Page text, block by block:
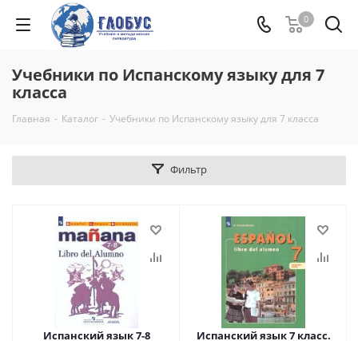
0
Учебники по Испанскому языку для 7
класса
Главная - Каталог - Учебники по Испанскому языку для 7 класса
Фильтр
Испанский язык 7-8
Испанский язык 7 класс.